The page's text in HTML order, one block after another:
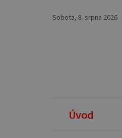
Sobota, 8. srpna 2026
Úvod